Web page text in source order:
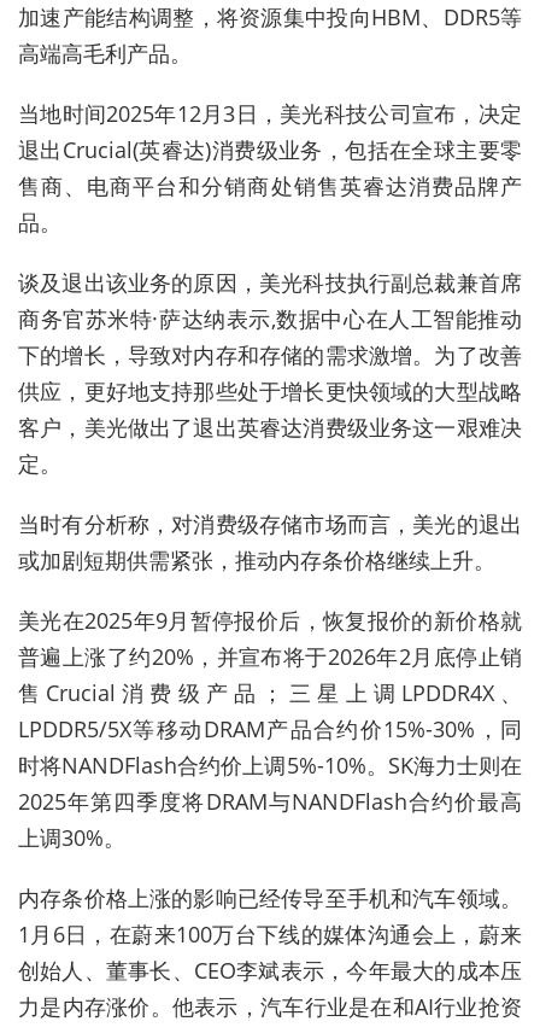
加速产能结构调整，将资源集中投向HBM、DDR5等
高端高毛利产品。
当地时间2025年12月3日，美光科技公司宣布，决定
退出Crucial(英睿达)消费级业务，包括在全球主要零
售商、电商平台和分销商处销售英睿达消费品牌产
品。
谈及退出该业务的原因，美光科技执行副总裁兼首席
商务官苏米特·萨达纳表示,数据中心在人工智能推动
下的增长，导致对内存和存储的需求激增。为了改善
供应，更好地支持那些处于增长更快领域的大型战略
客户，美光做出了退出英睿达消费级业务这一艰难决
定。
当时有分析称，对消费级存储市场而言，美光的退出
或加剧短期供需紧张，推动内存条价格继续上升。
美光在2025年9月暂停报价后，恢复报价的新价格就
普遍上涨了约20%，并宣布将于2026年2月底停止销
售Crucial消费级产品 ； 三星上调LPDDR4X、
LPDDR5/5X等移动DRAM产品合约价15%-30%，同
时将NANDFlash合约价上调5%-10%。 SK海力士则在
2025年第四季度将DRAM与NANDFlash合约价最高
上调30%。
内存条价格上涨的影响已经传导至手机和汽车领域。
1月6日，在蔚来100万台下线的媒体沟通会上，蔚来
创始人、董事长、CEO李斌表示，今年最大的成本压
力是内存涨价。他表示，汽车行业是在和AI行业抢资